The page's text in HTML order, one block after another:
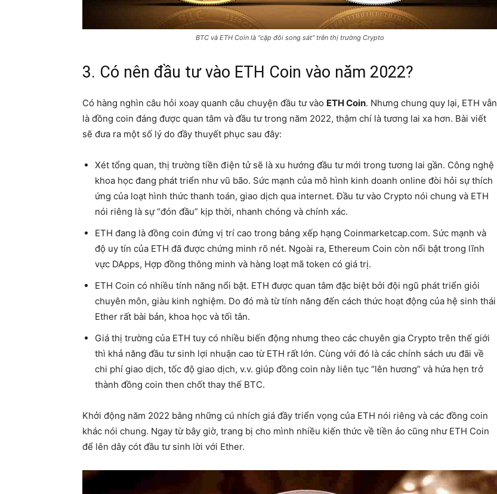
BTC và ETH Coin là “cặp đôi song sát” trên thị trường Crypto
3. Có nên đầu tư vào ETH Coin vào năm 2022?
Có hàng nghìn câu hỏi xoay quanh câu chuyện đầu tư vào ETH Coin. Nhưng chung quy lại, ETH vẫn
là đồng coin đáng được quan tâm và đầu tư trong năm 2022, thậm chí là tương lai xa hơn. Bài viết
sẽ đưa ra một số lý do đầy thuyết phục sau đây:
Xét tổng quan, thị trường tiền điện tử sẽ là xu hướng đầu tư mới trong tương lai gần. Công nghệ
khoa học đang phát triển như vũ bão. Sức mạnh của mô hình kinh doanh online đòi hỏi sự thích
ứng của loạt hình thức thanh toán, giao dịch qua internet. Đầu tư vào Crypto nói chung và ETH
nói riêng là sự “đón đầu” kịp thời, nhanh chóng và chính xác.
ETH đang là đồng coin đứng vị trí cao trong bảng xếp hạng Coinmarketcap.com. Sức mạnh và
độ uy tín của ETH đã được chứng minh rõ nét. Ngoài ra, Ethereum Coin còn nổi bật trong lĩnh
vực DApps, Hợp đồng thông minh và hàng loạt mã token có giá trị.
ETH Coin có nhiều tính năng nổi bật. ETH được quan tâm đặc biệt bởi đội ngũ phát triển giỏi
chuyên môn, giàu kinh nghiệm. Do đó mà từ tính năng đến cách thức hoạt động của hệ sinh thái
Ether rất bài bản, khoa học và tối tân.
Giá thị trường của ETH tuy có nhiều biến động nhưng theo các chuyên gia Crypto trên thế giới
thì khả năng đầu tư sinh lợi nhuận cao từ ETH rất lớn. Cùng với đó là các chính sách ưu đãi về
chi phí giao dịch, tốc độ giao dịch, v.v. giúp đồng coin này liên tục “lên hương” và hứa hẹn trở
thành đồng coin then chốt thay thế BTC.
Khởi động năm 2022 bằng những cú nhích giá đầy triển vọng của ETH nói riêng và các đồng coin
khác nói chung. Ngay từ bây giờ, trang bị cho mình nhiều kiến thức về tiền ảo cũng như ETH Coin
để lên dây cót đầu tư sinh lời với Ether.